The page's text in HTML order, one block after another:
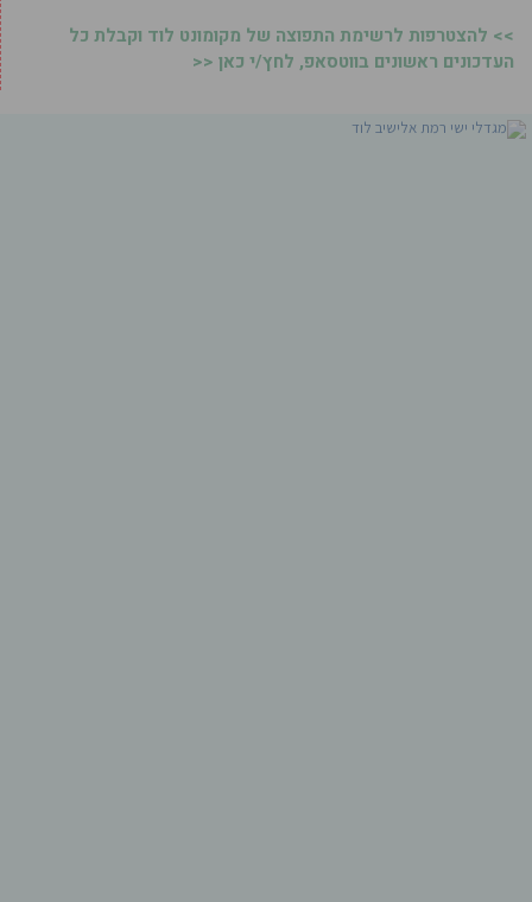
>> להצטרפות לרשימת התפוצה של מקומונט לוד וקבלת כל
העדכונים ראשונים בווטסאפ, לחץ/י כאן <<